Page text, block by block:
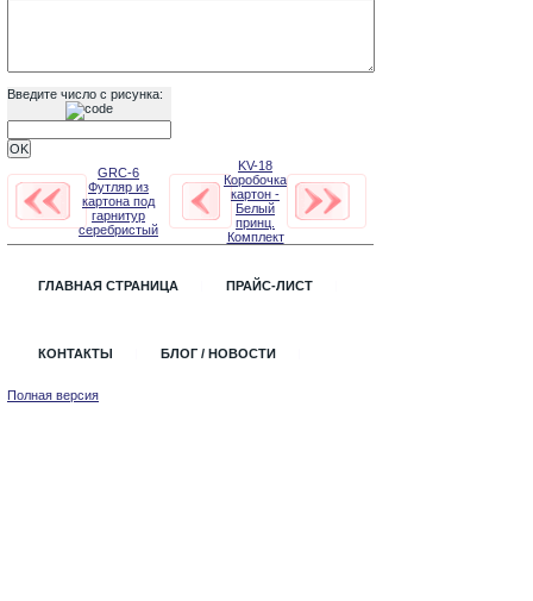
Введите число с рисунка:
GRC-6
Футляр из
картона под
гарнитур
серебристый
KV-18
Коробочка
картон -
Белый
принц.
Комплект
ГЛАВНАЯ СТРАНИЦА ПРАЙС-ЛИСТ
КОНТАКТЫ БЛОГ / НОВОСТИ
Полная версия